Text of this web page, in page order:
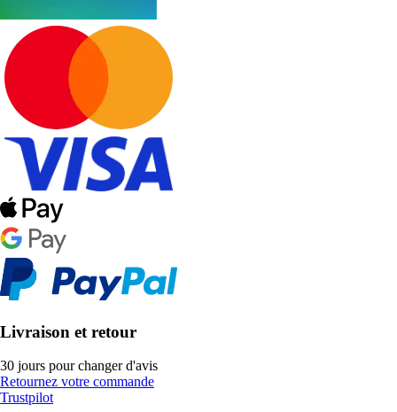
Livraison et retour
30 jours pour changer d'avis
Retournez votre commande
Trustpilot